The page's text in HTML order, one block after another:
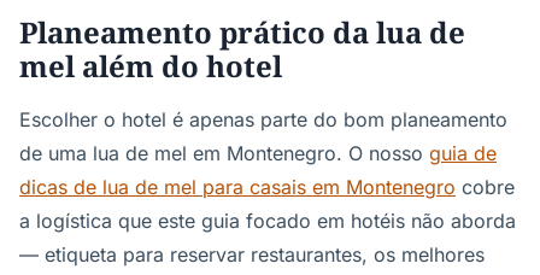
Planeamento prático da lua de
mel além do hotel
Escolher o hotel é apenas parte do bom planeamento
de uma lua de mel em Montenegro. O nosso guia de
dicas de lua de mel para casais em Montenegro cobre
a logística que este guia focado em hotéis não aborda
— etiqueta para reservar restaurantes, os melhores